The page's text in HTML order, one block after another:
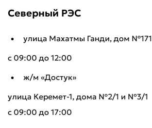
Северный РЭС
улица Махатмы Ганди, дом №171
с 09:00 до 12:00
ж/м «Достук»
улица Керемет-1, дома №2/1 и №3/1
с 09:00 до 17:00